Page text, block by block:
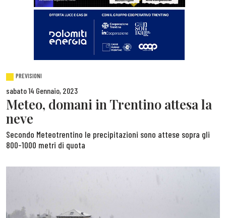
PREVISIONI
sabato 14 Gennaio, 2023
Meteo, domani in Trentino attesa la
neve
Secondo Meteotrentino le precipitazioni sono attese sopra gli
800-1000 metri di quota